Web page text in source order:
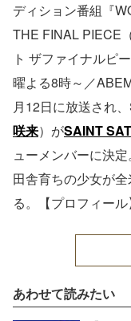
ディション番組『
THE FINAL PIECE
ト ザファイナルピ
曜よる8時～／
月12日に放送され
咲来）がSAINT
ューメンバーに決
田舎育ちの少女が
る。【プロフィール
あわせて読みたい